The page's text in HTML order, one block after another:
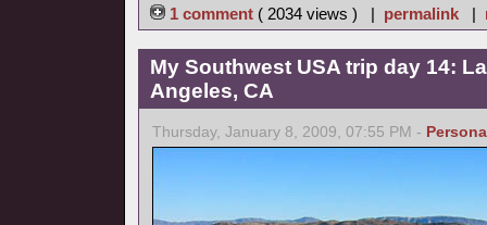
1 comment ( 2034 views ) | permalink |
My Southwest USA trip day 14:
Angeles, CA
Thursday, January 8, 2009, 07:55 PM -